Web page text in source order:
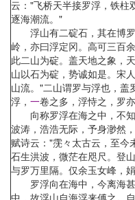
云："飞桥天半接罗浮，铁柱
逐海潮流。"
浮山有二碇石，其在博罗
岭，亦曰浮定冈。高可三百
此二山为碇。盖天地之象，
山以石为碇，势诚如是。宋
山流。"二山谓罗与浮也，盖
浮， 一卷之多，浮恃之，罗亦
向称罗浮在海之中，不知
波涛，浩浩无际，予身渺然
赋诗云："霃々太古云，至今
石生洪波，微茫在咫尺。登
与罗万里隔。仅余玉女峰，
罗浮向在海中，今离海甚
中，故浮山自海浮来傅之。